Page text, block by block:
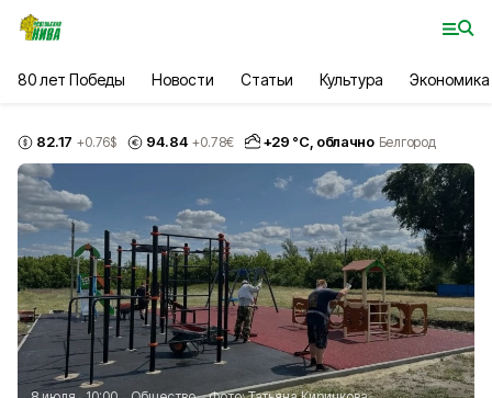
80 лет Победы Новости Статьи Культура Экономика
82.17 +0.76$ 94.84 +0.78€ +29 °С, облачно Белгород